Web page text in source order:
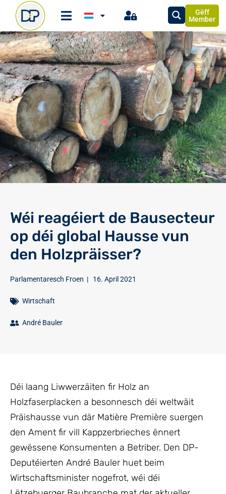
Gëff
Member
Wéi reagéiert de Bausecteur
op déi global Hausse vun
den Holzpräisser?
Parlamentaresch Froen | 16. April 2021
Wirtschaft
André Bauler
Déi laang Liwwerzäiten fir Holz an
Holzfaserplacken a besonnesch déi weltwäit
Präishausse vun där Matière Première suergen
den Ament fir vill Kappzerbrieches ënnert
gewëssene Konsumenten a Betriber. Den DP-
Deputéierten André Bauler huet beim
Wirtschaftsminister nogefrot, wéi déi